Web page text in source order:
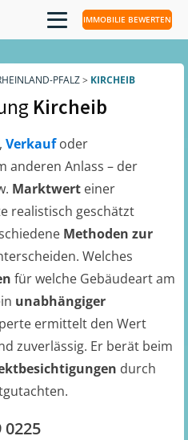
IMMOBILIE BEWERTEN
PFALZ> KIRCHEIB
Kircheib
, Verkaufoder
anderen Anlass – der
Marktwert einer
realistisch geschätzt
Methoden zur
Welches
für welche Gebäudeart am
unabhängiger
ermittelt den Wert
zuverlässig. Er berät beim
durch
0225